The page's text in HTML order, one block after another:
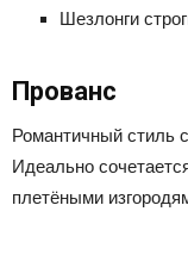
Шезлонги
Прованс
Романтичный стиль
Идеально
плетёными